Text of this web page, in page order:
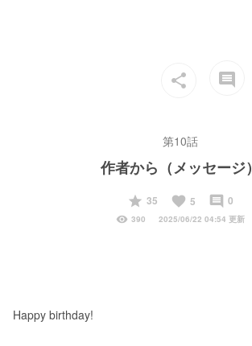
share insert_comment
第10話
作者から（メッセージ）
start
35 favorite 5 insert_comment 0
visibility 390 2025/06/22 04:54 更新
Happy birthday!